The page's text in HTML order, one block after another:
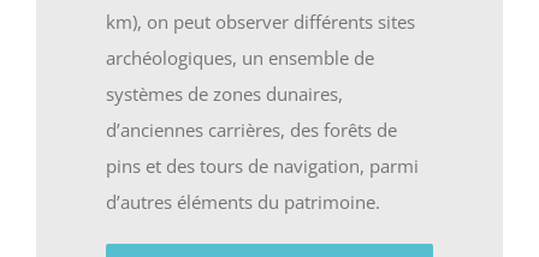
km), on peut observer différents sites
archéologiques, un ensemble de
systèmes de zones dunaires,
d’anciennes carrières, des forêts de
pins et des tours de navigation, parmi
d’autres éléments du patrimoine.